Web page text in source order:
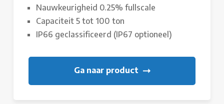
Nauwkeurigheid 0.25% fullscale
Capaciteit 5 tot 100 ton
IP66 geclassificeerd (IP67 optioneel)
Ga naar product